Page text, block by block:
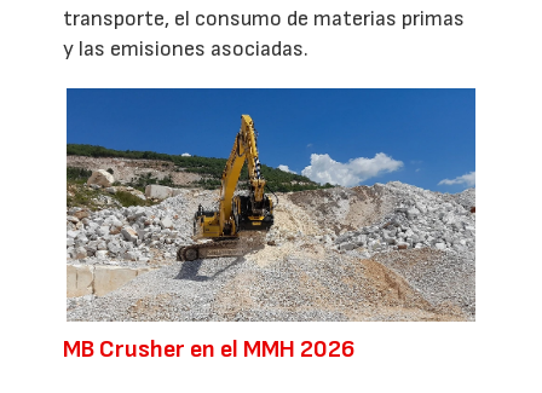
transporte, el consumo de materias primas
y las emisiones asociadas.
MB Crusher en el MMH 2026